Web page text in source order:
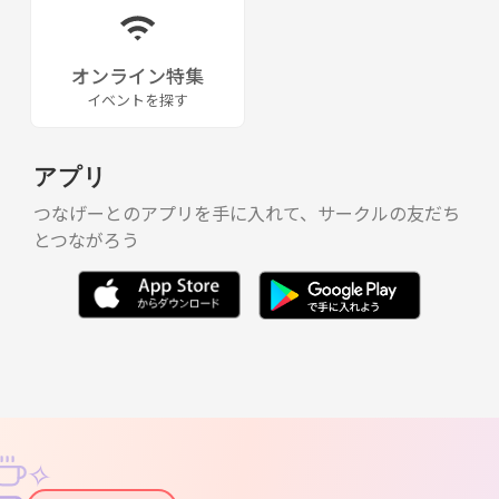
オンライン特集
イベントを探す
アプリ
つなげーとのアプリを手に入れて、サークルの友だち
とつながろう
✧